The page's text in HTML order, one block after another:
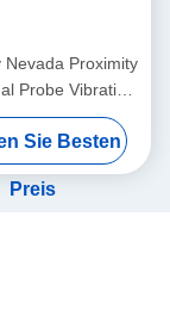
Nevada Proximity
Probe Vibration
12-10-00-
00-03-01
Sie Besten
Preis